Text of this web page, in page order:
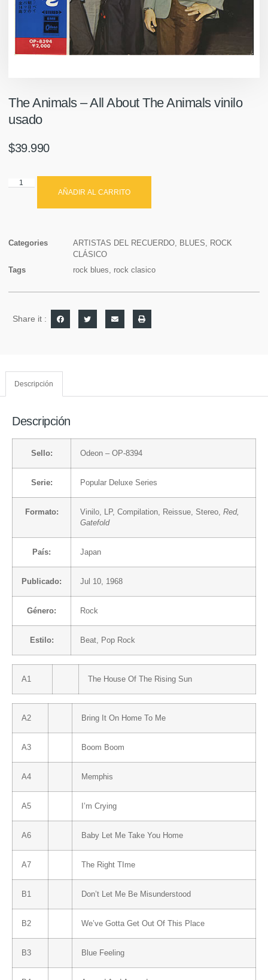
The Animals – All About The Animals vinilo
usado
$39.990
AÑADIR AL CARRITO
Categories ARTISTAS DEL RECUERDO BLUES
ROCK
CLÁSICO
Tags
rock blues rock clasico
Share it :
Descripción
Descripción
Sello: Odeon – OP-8394
Serie: Popular Deluxe Series
Formato: Vinilo, LP, Compilation, Reissue, Stereo, Red,
Gatefold
País: Japan
Publicado: Jul 10, 1968
Género: Rock
Estilo: Beat, Pop Rock
A1 The House Of The Rising Sun
A2 Bring It On Home To Me
A3 Boom Boom
A4 Memphis
A5 I’m Crying
A6 Baby Let Me Take You Home
A7 The Right TIme
B1 Don’t Let Me Be Misunderstood
B2 We’ve Gotta Get Out Of This Place
B3 Blue Feeling